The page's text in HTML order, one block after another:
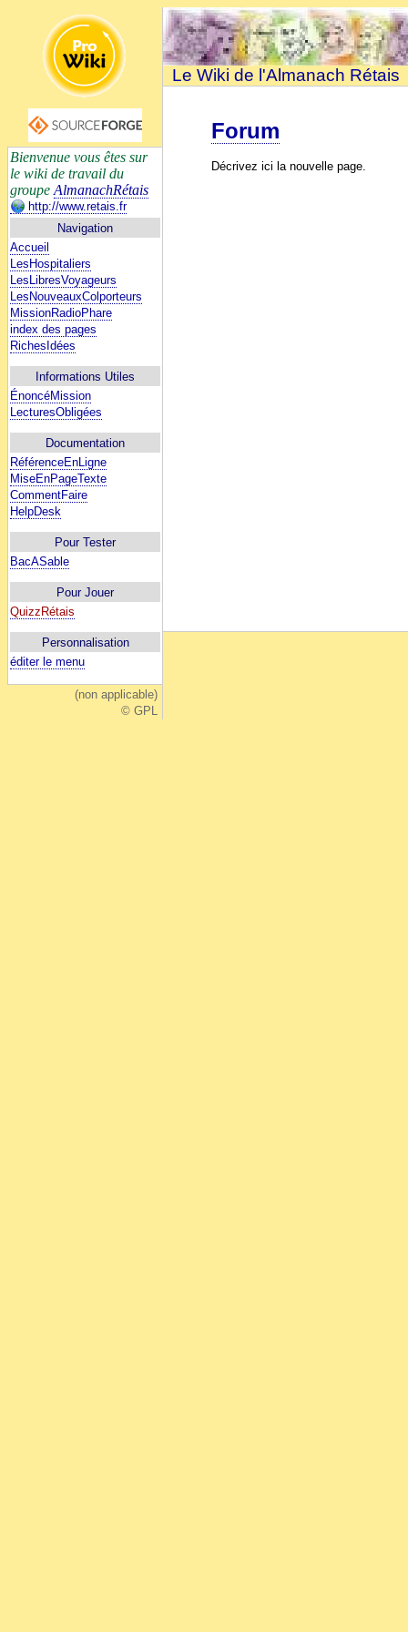
Bienvenue vous êtes sur
le wiki de travail du
groupe AlmanachRétais
http://www.retais.fr
Navigation
Accueil
LesHospitaliers
LesLibresVoyageurs
LesNouveauxColporteurs
MissionRadioPhare
index des pages
RichesIdées
Informations Utiles
ÉnoncéMission
LecturesObligées
Documentation
RéférenceEnLigne
MiseEnPageTexte
CommentFaire
HelpDesk
Pour Tester
BacASable
Pour Jouer
QuizzRétais
Personnalisation
éditer le menu
(non applicable)
© GPL
Le Wiki de l'Almanach Rétais
Forum
Décrivez ici la nouvelle page.